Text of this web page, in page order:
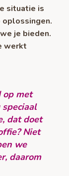
situatie is
oplossingen.
je bieden.
werkt
op met
dat doet
Niet
we
daarom